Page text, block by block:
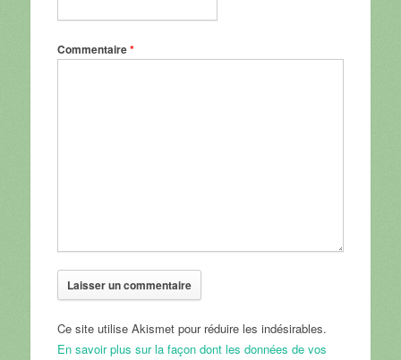
Commentaire*
Ce site utilise Akismet pour réduire les indésirables.
En savoir plus sur la façon dont les données de vos